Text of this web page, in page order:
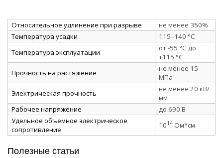
Относительное удлинение при разрыве
не менее 350%
Температура усадки
115–140 °C
Температура эксплуатации
от -55 °C до
+115 °C
Прочность на растяжение
не менее 15
МПа
Электрическая прочность
не менее 20 кВ/
мм
Рабочее напряжение
до 690 В
Удельное объемное электрическое
сопротивление
1014 Ом*см
Полезные статьи